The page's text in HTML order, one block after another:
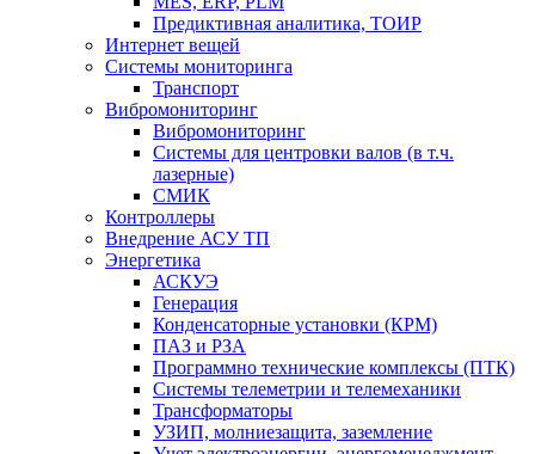
Предиктивная аналитика, ТОИР
Интернет вещей
Системы мониторинга
Транспорт
Вибромониторинг
Вибромониторинг
Системы для центровки валов (в т.ч.
лазерные)
СМИК
Контроллеры
Внедрение АСУ ТП
Энергетика
АСКУЭ
Генерация
Конденсаторные установки (КРМ)
ПАЗ и РЗА
Программно технические комплексы (ПТК)
Системы телеметрии и телемеханики
Трансформаторы
УЗИП, молниезащита, заземление